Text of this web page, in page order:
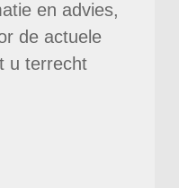
en advies,
de actuele
u terrecht